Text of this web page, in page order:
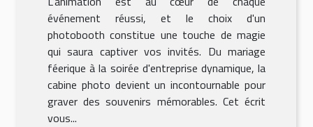
événement réussi, et le choix d'un
photobooth constitue une touche de magie
qui saura captiver vos invités. Du mariage
féerique à la soirée d'entreprise dynamique, la
cabine photo devient un incontournable pour
graver des souvenirs mémorables. Cet écrit
vous...